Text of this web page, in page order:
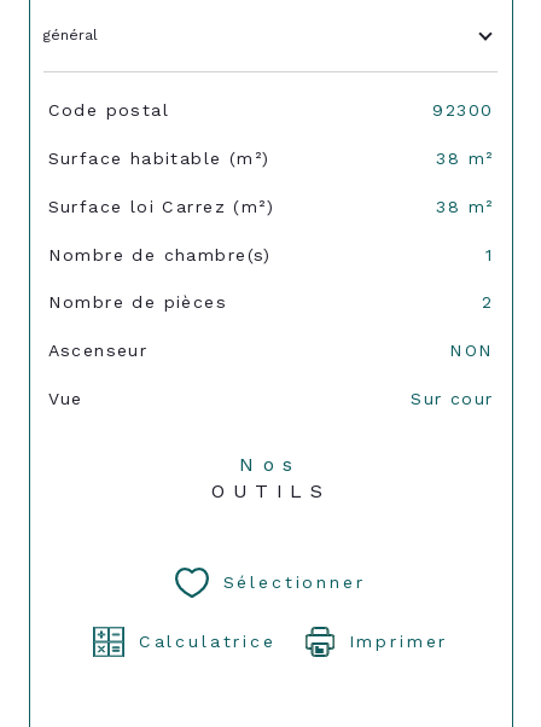
général
TRAD_SIROCCO_Caracteristique
Code postal 92300
Surface habitable (m²) 38 m²
Surface loi Carrez (m²) 38 m²
Nombre de chambre(s) 1
Nombre de pièces 2
Ascenseur NON
Vue Sur cour
Nos
OUTILS
Sélectionner
Calculatrice Imprimer